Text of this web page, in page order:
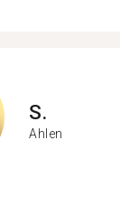
S.
Ahlen